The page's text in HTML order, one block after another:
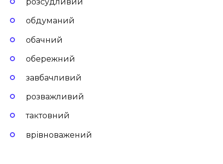
обдуманий
обачний
обережний
завбачливий
розважливий
тактовний
врівноважений